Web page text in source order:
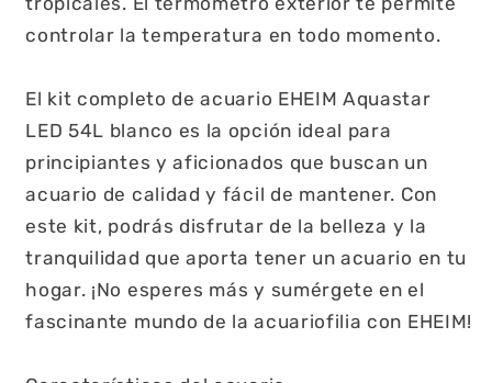
controlar la temperatura en todo momento.
El kit completo de acuario EHEIM Aquastar
LED 54L blanco es la opción ideal para
principiantes y aficionados que buscan un
acuario de calidad y fácil de mantener. Con
este kit, podrás disfrutar de la belleza y la
tranquilidad que aporta tener un acuario en tu
hogar. ¡No esperes más y sumérgete en el
fascinante mundo de la acuariofilia con EHEIM!